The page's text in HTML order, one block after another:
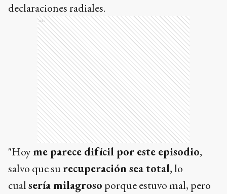
declaraciones radiales.
Ads
"Hoyme parece difícil por este episodio,
salvo que surecuperación sea total, lo
cualsería milagroso porque estuvo mal, pero